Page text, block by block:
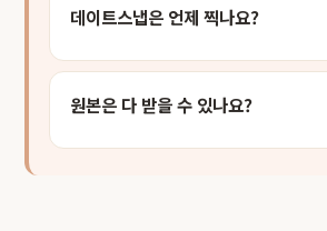
데이트스냅은 언제 찍나요?
원본은 다 받을 수 있나요?